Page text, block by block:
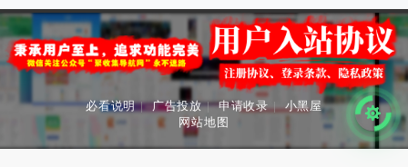
必看说明 | 广告投放 | 申请收录 | 小黑屋
网站地图